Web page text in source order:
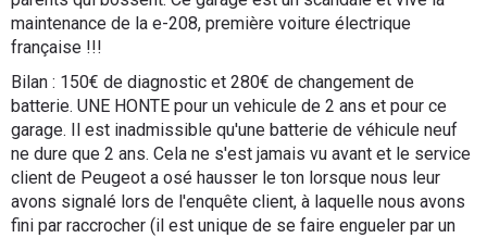
maintenance de la e-208, première voiture électrique
française !!!
Bilan : 150€ de diagnostic et 280€ de changement de
batterie. UNE HONTE pour un vehicule de 2 ans et pour ce
garage. Il est inadmissible qu'une batterie de véhicule neuf
ne dure que 2 ans. Cela ne s'est jamais vu avant et le service
client de Peugeot a osé hausser le ton lorsque nous leur
avons signalé lors de l'enquête client, à laquelle nous avons
fini par raccrocher (il est unique de se faire engueler par un